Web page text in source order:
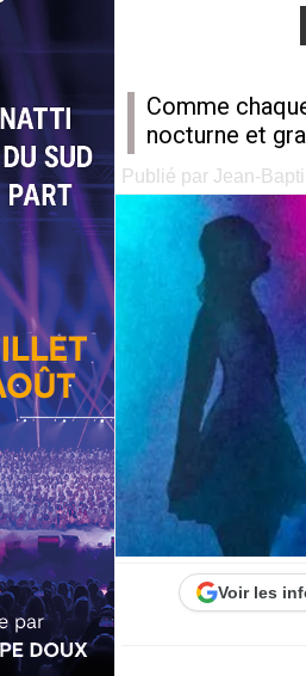
Comme
nocturne et
Publié par Jean-
Voir les